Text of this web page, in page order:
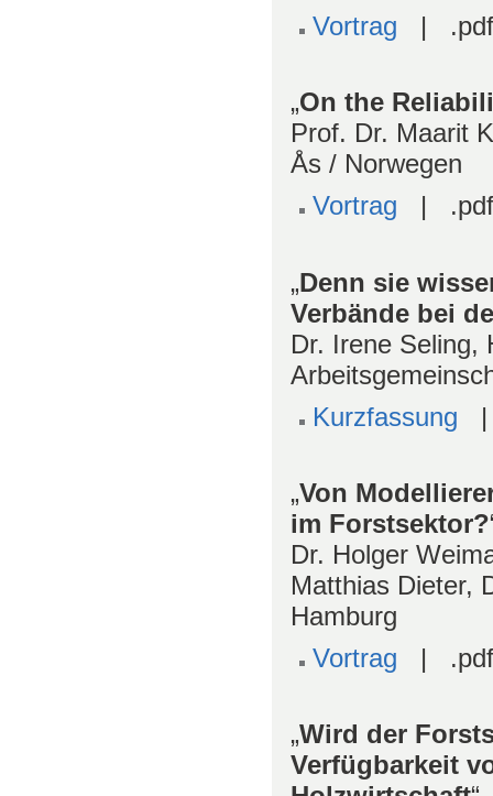
Vortrag |
„On the
Prof. Dr. Maarit
Ås / Norwegen
Vortrag |
„Denn sie
Verbände bei
Dr. Irene Seling,
Kurzfassung |
„Von
im Forstsektor?
Dr. Holger
Matthias Dieter,
Hamburg
Vortrag |
„Wird der
Verfügbarkeit